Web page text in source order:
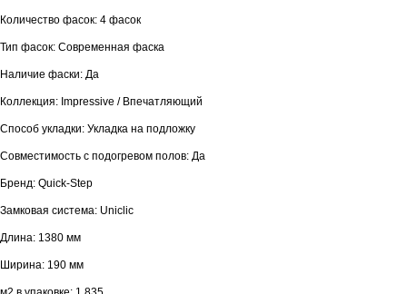
Количество фасок: 4 фасок
Тип фасок: Современная фаска
Наличие фаски: Да
Коллекция: Impressive / Впечатляющий
Способ укладки: Укладка на подложку
Совместимость с подогревом полов: Да
Бренд: Quick-Step
Замковая система: Uniclic
Длина: 1380 мм
Ширина: 190 мм